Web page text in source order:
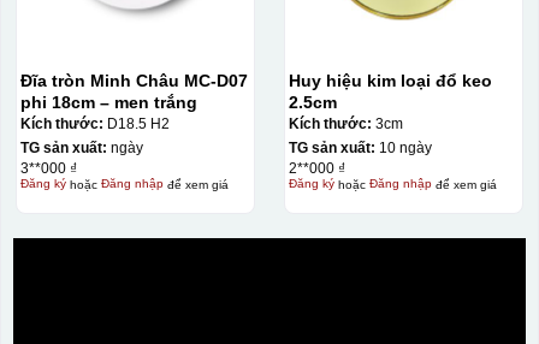
Đĩa tròn Minh Châu MC-D07
phi 18cm – men trắng
Kích thước: D18.5 H2
TG sản xuất: ngày
3**000 ₫
Đăng kýhoặc Đăng nhậpđể xem giá
Huy hiệu kim loại đổ keo
2.5cm
Kích thước: 3cm
TG sản xuất: 10 ngày
2**000 ₫
Đăng kýhoặc Đăng nhậpđể xem giá